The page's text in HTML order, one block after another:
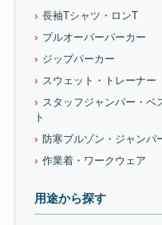
長袖Tシャツ・ロンT
プルオーバーパーカー
ジップパーカー
スウェット・トレーナー
スタッフジャンパー・ベ
ト
防寒ブルゾン・ジャンパ
作業着・ワークウェア
用途から探す